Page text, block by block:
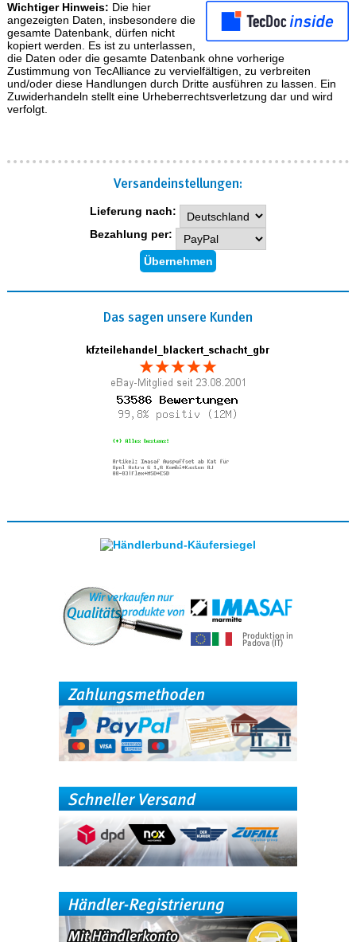
Wichtiger Hinweis: Die hier
angezeigten Daten, insbesondere die
gesamte Datenbank, dürfen nicht
kopiert werden. Es ist zu unterlassen,
die Daten oder die gesamte Datenbank ohne vorherige
Zustimmung von TecAlliance zu vervielfältigen, zu verbreiten
und/oder diese Handlungen durch Dritte ausführen zu lassen. Ein
Zuwiderhandeln stellt eine Urheberrechtsverletzung dar und wird
verfolgt.
Versand­einstellungen:
Lieferung nach:
Bezahlung per:
Das sagen unsere Kunden